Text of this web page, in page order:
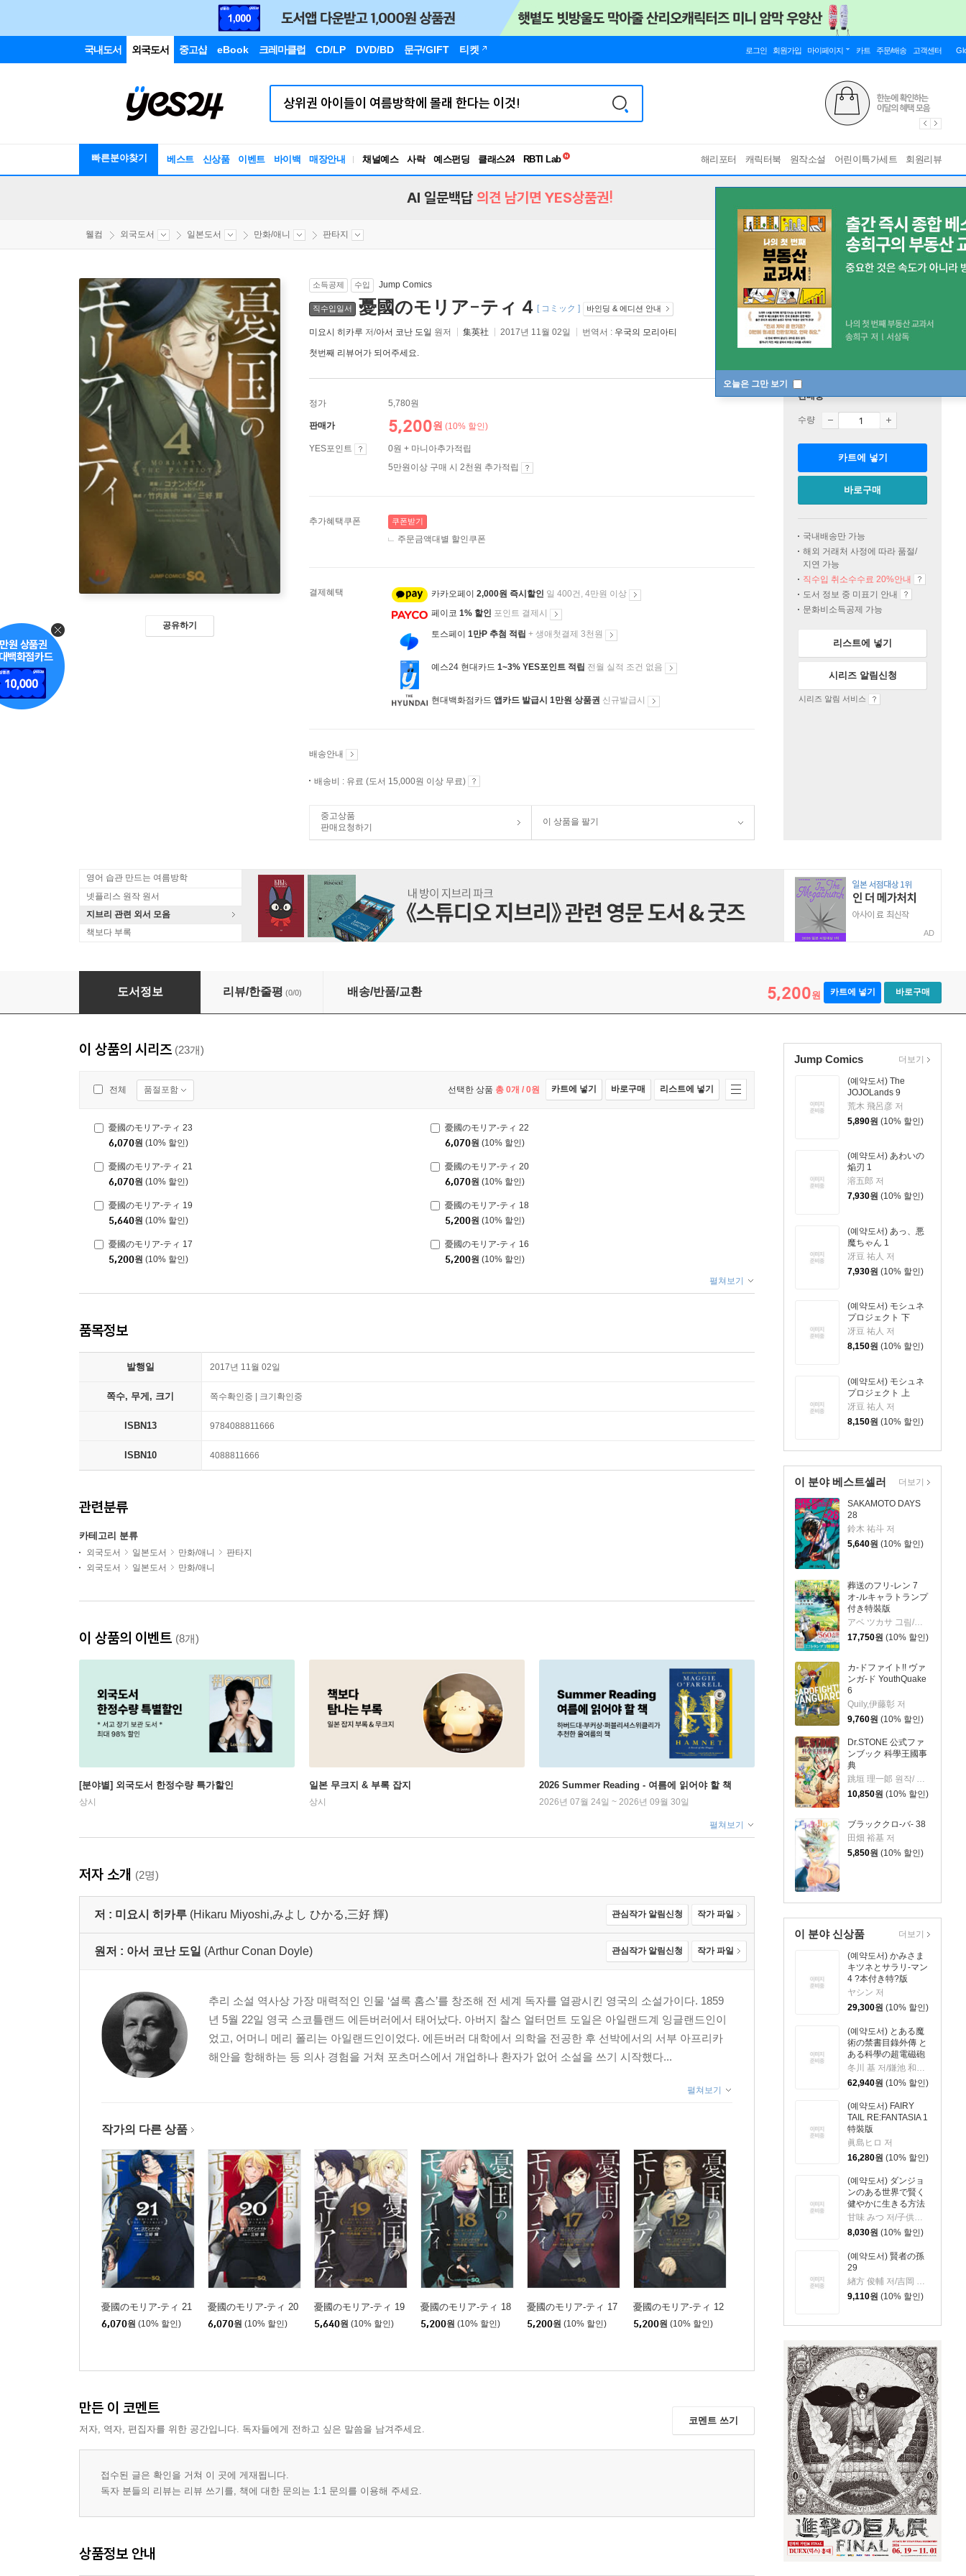
국내도서 외국도서 중고샵 eBook 크레마클럽 CD/LP DVD/BD 문구/GIFT 티켓 로그인 회원가입 마이페이지 카트 주문/배송 고객센터
빠른분야찾기 베스트 신상품 이벤트 바이백 매장안내 채널예스 사락 예스펀딩 클래스24
독서유형검사
해리포터 캐릭터북 원작소설 어린이특가세트 회원리뷰
오늘은 그만 보기
AI 일문백답 의견 남기면 YES상품권!
웰컴 외국도서 일본도서 만화/애니 판타지
공유하기
소득공제 수입 Jump Comics
직수입일서 憂國のモリア-ティ 4 [ コミック ] 바인딩 & 에디션 안내
미요시 히카루 저/아서 코난 도일 원저 集英社 2017년 11월 02일 번역서 : 우국의 모리아티
첫번째 리뷰어가 되어주세요.
정가 5,780원
판매가 5,200원 (10% 할인)
YES포인트
0원 + 마니아추가적립
5만원이상 구매 시 2천원 추가적립
추가혜택쿠폰 쿠폰받기
주문금액대별 할인쿠폰
결제혜택 카카오페이 2,000원 즉시할인 일 400건, 4만원 이상
페이코 1% 할인 포인트 결제시
토스페이 1만P 추첨 적립 + 생애첫결제 3천원
예스24 현대카드 1~3% YES포인트 적립 전월 실적 조건 없음
현대백화점카드 앱카드 발급시 1만원 상품권 신규발급시
배송안내
배송비 : 유료 (도서 15,000원 이상 무료)
중고상품
판매요청하기
이 상품을 팔기
판매중
수량
카트에 넣기
바로구매
국내배송만 가능
해외 거래처 사정에 따라 품절/
지연 가능
직수입 취소수수료 20%안내
도서 정보 중 미표기 안내
문화비소득공제 가능
리스트에 넣기
시리즈 알림신청
시리즈 알림 서비스
영어 습관 만드는 여름방학
넷플리스 원작 원서
지브리 관련 외서 모음
책보다 부록
AD
憂國のモリア-ティ 4
도서정보 리뷰/한줄평 (0/0) 배송/반품/교환 5,200원 카트에 넣기 바로구매
Jump Comics
(예약도서) The
JOJOLands 9
荒木 飛呂彦 저
5,890원 (10% 할인)
(예약도서) あわいの
焔刃 1
溶五郎 저
7,930원 (10% 할인)
(예약도서) あっ、悪
魔ちゃん 1
冴豆 祐人 저
7,930원 (10% 할인)
(예약도서) モシュネ
プロジェクト 下
冴豆 祐人 저
8,150원 (10% 할인)
(예약도서) モシュネ
プロジェクト 上
冴豆 祐人 저
8,150원 (10% 할인)
더보기
이 분야 베스트셀러
SAKAMOTO DAYS
28
鈴木 祐斗 저
5,640원 (10% 할인)
葬送のフリ-レン 7
オ-ルキャラトランプ
付き特裝版
アベ ツカサ 그림/山田 鐘人 원작
17,750원 (10% 할인)
カ-ドファイト!! ヴァ
ンガ-ド YouthQuake
6
Quily,伊藤彰 저
9,760원 (10% 할인)
Dr.STONE 公式ファ
ンブック 科學王國事
典
跳垣 理一郞 원작/ Boichi 저
10,850원 (10% 할인)
ブラッククロ-バ- 38
田畑 裕基 저
5,850원 (10% 할인)
더보기
이 분야 신상품
(예약도서) かみさま
キツネとサラリ-マン
4 ?本付き特?版
ヤシン 저
29,300원 (10% 할인)
(예약도서) とある魔
術の禁書目錄外傳 と
ある科學の超電磁砲
21 特裝版
62,940원 (10% 할인)
(예약도서) FAIRY
TAIL RE:FANTASIA 1
特裝版
眞島ヒロ 저
16,280원 (10% 할인)
(예약도서) ダンジョ
ンのある世界で賢く
健やかに生きる方法
9
甘味 みつ 저/子供の子 원작
8,030원 (10% 할인)
(예약도서) 賢者の孫
29
緖方 俊輔 저/吉岡 剛 원작
9,110원 (10% 할인)
더보기
이 상품의 시리즈 (23개)
전체 품절포함 선택한 상품 총 0개 / 0원 카트에 넣기 바로구매 리스트에 넣기
憂國のモリア-ティ 23
6,070원 (10% 할인)
憂國のモリア-ティ 22
6,070원 (10% 할인)
憂國のモリア-ティ 21
6,070원 (10% 할인)
憂國のモリア-ティ 20
6,070원 (10% 할인)
憂國のモリア-ティ 19
5,640원 (10% 할인)
憂國のモリア-ティ 18
5,200원 (10% 할인)
憂國のモリア-ティ 17
5,200원 (10% 할인)
憂國のモリア-ティ 16
5,200원 (10% 할인)
펼쳐보기
품목정보
발행일 2017년 11월 02일
쪽수, 무게, 크기 쪽수확인중 | 크기확인중
ISBN13 9784088811666
ISBN10 4088811666
관련분류
카테고리 분류
외국도서 일본도서 만화/애니
판타지
외국도서
일본도서 만화/애니
이 상품의 이벤트 (8개)
[분야별] 외국도서 한정수량 특가할인
상시
일본 무크지 & 부록 잡지
상시
2026 Summer Reading - 여름에 읽어야 할 책
2026년 07월 24일 ~ 2026년 09월 30일
펼쳐보기
저자 소개 (2명)
저 : 미요시 히카루 (Hikaru Miyoshi,みよし ひかる,三好 輝) 관심작가 알림신청 작가 파일
원저 : 아서 코난 도일 (Arthur Conan Doyle) 관심작가 알림신청 작가 파일
추리 소설 역사상 가장 매력적인 인물 ‘셜록 홈스’를 창조해 전 세계 독자를 열광시킨 영국의 소설가이다. 1859
년 5월 22일 영국 스코틀랜드 에든버러에서 태어났다. 아버지 찰스 얼터먼트 도일은 아일랜드계 잉글랜드인이
었고, 어머니 메리 폴리는 아일랜드인이었다. 에든버러 대학에서 의학을 전공한 후 선박에서의 서부 아프리카
해안을 항해하는 등 의사 경험을 거쳐 포츠머스에서 개업하나 환자가 없어 소설을 쓰기 시작했다...
펼쳐보기
작가의 다른 상품
憂國のモリア-ティ 21
6,070원 (10% 할인)
憂國のモリア-ティ 20
6,070원 (10% 할인)
憂國のモリア-ティ 19
5,640원 (10% 할인)
憂國のモリア-ティ 18
5,200원 (10% 할인)
憂國のモリア-ティ 17
5,200원 (10% 할인)
憂國のモリア-ティ 12
5,200원 (10% 할인)
만든 이 코멘트
저자, 역자, 편집자를 위한 공간입니다. 독자들에게 전하고 싶은 말씀을 남겨주세요.
코멘트 쓰기
접수된 글은 확인을 거쳐 이 곳에 게재됩니다.
독자 분들의 리뷰는 리뷰 쓰기를, 책에 대한 문의는 1:1 문의를 이용해 주세요.
상품정보 안내